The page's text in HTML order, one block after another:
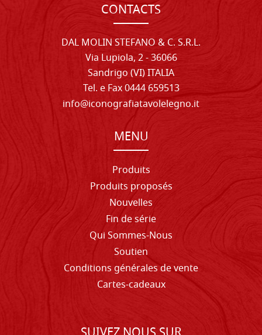
CONTACTS
DAL MOLIN STEFANO & C. S.R.L.
Via Lupiola, 2 - 36066
Sandrigo (VI) ITALIA
Tel. e Fax 0444 659513
info@iconografiatavolelegno.it
MENU
Produits
Produits proposés
Nouvelles
Fin de série
Qui Sommes-Nous
Soutien
Conditions générales de vente
Cartes-cadeaux